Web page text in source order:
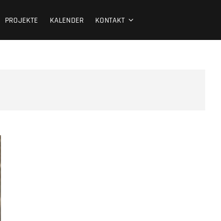
PROJEKTE KALENDER KONTAKT